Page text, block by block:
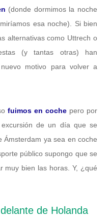
(donde dormimos la noche
esa noche). Si bien
alternativas como Uttrech o
(y tantas otras) han
motivo para volver a
fuimos en coche pero por
de un día que se
Ámsterdam ya sea en coche
público supongo que se
muy bien las horas. Y, ¿qué
de Holanda